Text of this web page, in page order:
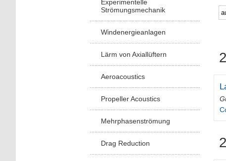
Experimentelle
Strömungsmechanik
Windenergieanlagen
Lärm von Axiallüftern
Aeroacoustics
Propeller Acoustics
Mehrphasenströmung
Drag Reduction